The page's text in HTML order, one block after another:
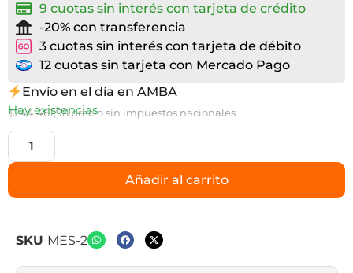
9 cuotas sin interés con tarjeta de crédito
-20% con transferencia
3 cuotas sin interés con tarjeta de débito
12 cuotas sin tarjeta con Mercado Pago
Envío en el día en AMBA
$244.461,98precio sin impuestos nacionales
Hay existencias
Añadir al carrito
SKU MES-2